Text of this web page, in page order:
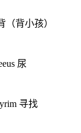
（背小孩）
尿
寻找